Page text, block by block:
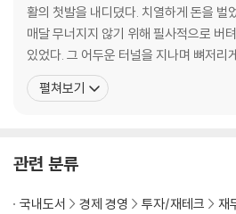
*진단 → 설계 → 흐름 → 버티는 습관까지
돈 관리에도 흐름이 있다 -자산관리 3단계
소비 통제는 자산관리의 시작이다.
돈에게 역할을 부여하라: 통장쪼개기
돈을 절대 놀게 하지 마세요
| 당신의 실천 공간| 돈이 ‘놀지 않게’ 굴러가
PART 4. 소비와 저축도 전략이 필요합니다
활의 첫발을 내디뎠다. 치열하게 돈을 벌
매달 무너지지 않기 위해 필사적으로 버
있었다. 그 어두운 터널을 지나며 뼈저리
은 사람이 아니라, ‘흔들리지 않는 구조’
수 있다는 것을.” [프로필 및 약력] 현재 금융교육 기업 (주)유니어스
펼쳐보기
관련 분류
국내도서 경제 경영 투자/재테크 재